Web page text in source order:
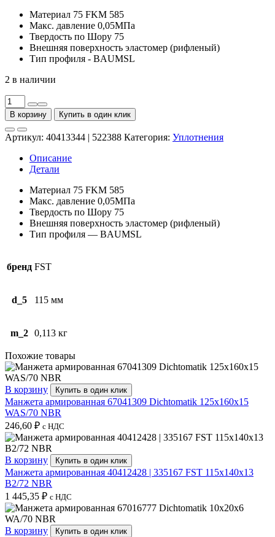
Материал 75 FKM 585
Макс. давление 0,05МПа
Твердость по Шору 75
Внешняя поверхность эластомер (рифленый)
Тип профиля - BAUMSL
2 в наличии
Количество
товара
Манжета
армированная
40413344
522388
115x140x12
BAUMSL/75
FKM
В корзину Купить в один клик
Артикул: 40413344 | 522388 Категория: Уплотнения
Описание
Детали
Материал 75 FKM 585
Макс. давление 0,05МПа
Твердость по Шору 75
Внешняя поверхность эластомер (рифленый)
Тип профиля — BAUMSL
бренд FST
d_5 115 мм
m_2 0,113 кг
Похожие товары
В корзину Купить в один клик
Манжета армированная 67041309 Dichtomatik 125x160x15
WAS/70 NBR
246,60 ₽ с НДС
В корзину Купить в один клик
Манжета армированная 40412428 | 335167 FST 115x140x13
B2/72 NBR
1 445,35 ₽ с НДС
В корзину Купить в один клик